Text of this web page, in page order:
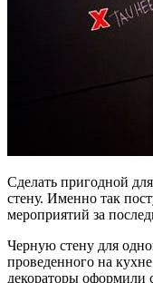
Сделать пригодной
стену. Именно так
мероприятий за
Черную стену для
проведенного на
декораторы